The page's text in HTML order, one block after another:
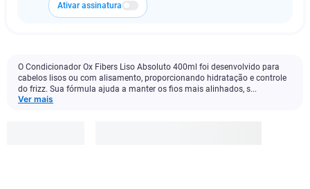
Ativar assinatura
O Condicionador Ox Fibers Liso Absoluto 400ml foi desenvolvido para
cabelos lisos ou com alisamento, proporcionando hidratação e controle
do frizz. Sua fórmula ajuda a manter os fios mais alinhados, s...
Ver mais